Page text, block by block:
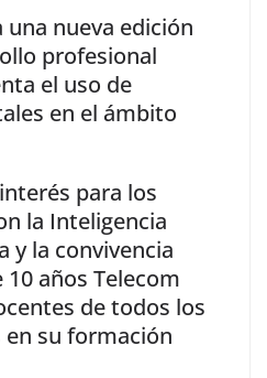
nueva edición
profesional
el uso de
en el ámbito
para los
la Inteligencia
y la convivencia
años Telecom
de todos los
su formación